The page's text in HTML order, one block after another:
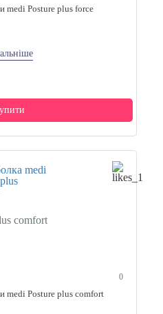
medi Posture plus force
comfort
0
medi Posture plus comfort